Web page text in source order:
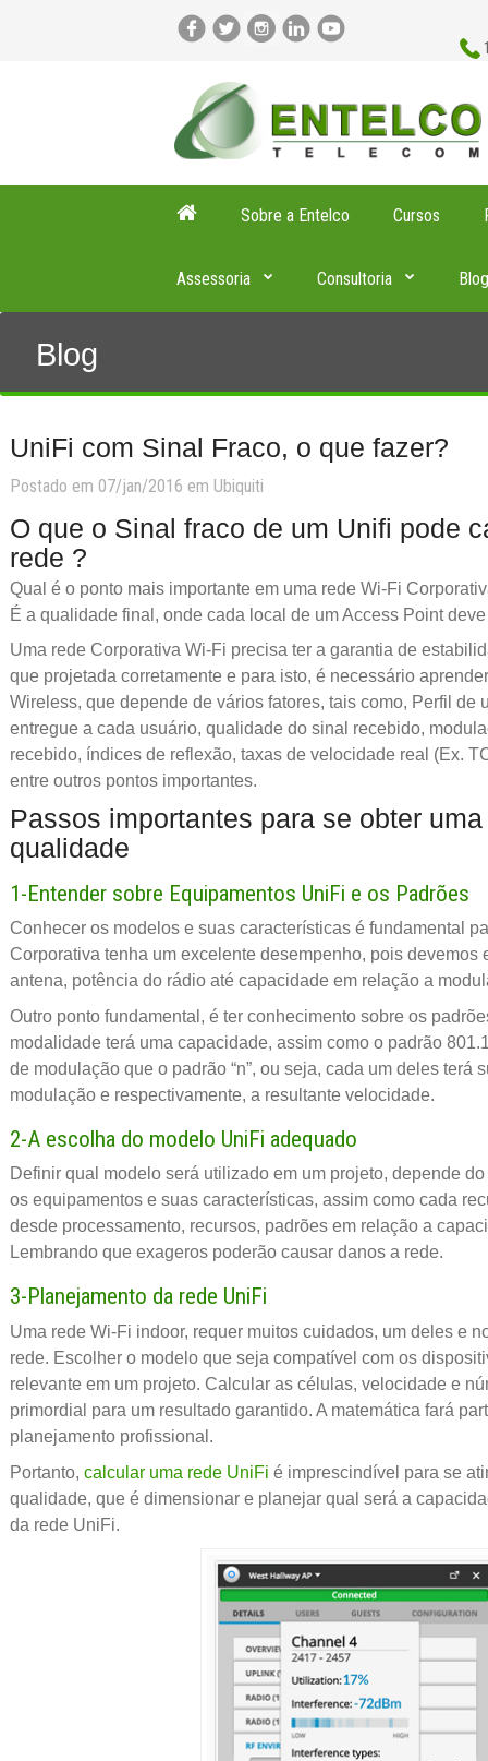
Sobre a Entelco Cursos
Assessoria Consultoria Blog
Blog
UniFi com Sinal Fraco, o que fazer?
Postado em 07/jan/2016 em Ubiquiti
O que o Sinal fraco de um Unifi pode
rede ?
Qual é o ponto mais importante em uma rede Wi-Fi
É a qualidade final, onde cada local de um Access Point
Uma rede Corporativa Wi-Fi precisa ter a garantia de
que projetada corretamente e para isto, é necessário
Wireless, que depende de vários fatores, tais como, Perfil de
entregue a cada usuário, qualidade do sinal recebido,
recebido, índices de reflexão, taxas de velocidade real (Ex.
entre outros pontos importantes.
Passos importantes para se obter
qualidade
1-Entender sobre Equipamentos UniFi e os Padrões
Conhecer os modelos e suas características é fundamental
Corporativa tenha um excelente desempenho, pois devemos
antena, potência do rádio até capacidade em relação a
Outro ponto fundamental, é ter conhecimento sobre os
modalidade terá uma capacidade, assim como o padrão
de modulação que o padrão “n”, ou seja, cada um deles terá
modulação e respectivamente, a resultante velocidade.
2-A escolha do modelo UniFi adequado
Definir qual modelo será utilizado em um projeto, depende
os equipamentos e suas características, assim como cada
desde processamento, recursos, padrões em relação a
Lembrando que exageros poderão causar danos a rede.
3-Planejamento da rede UniFi
Uma rede Wi-Fi indoor, requer muitos cuidados, um deles e
rede. Escolher o modelo que seja compatível com os
relevante em um projeto. Calcular as células, velocidade e
primordial para um resultado garantido. A matemática fará
planejamento profissional.
Portanto,calcular uma rede UniFi é imprescindível para se
qualidade, que é dimensionar e planejar qual será a
da rede UniFi.